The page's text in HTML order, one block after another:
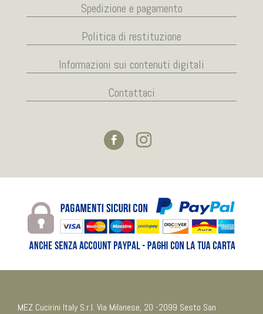
Spedizione e pagamento
Politica di restituzione
Informazioni sui contenuti digitali
Contattaci
MEZ Cucirini Italy S.r.l. Via Milanese, 20 -2099 Sesto San